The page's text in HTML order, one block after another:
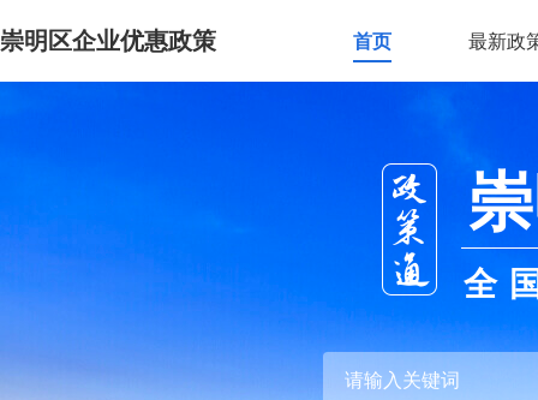
崇明区企业优惠政策 首页 最新政
全